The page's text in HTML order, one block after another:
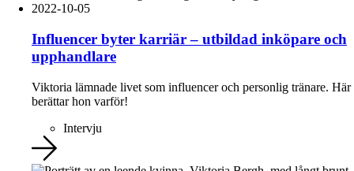
2022-10-05
Influencer byter karriär – utbildad inköpare och
upphandlare
Viktoria lämnade livet som influencer och personlig tränare. Här
berättar hon varför!
Intervju